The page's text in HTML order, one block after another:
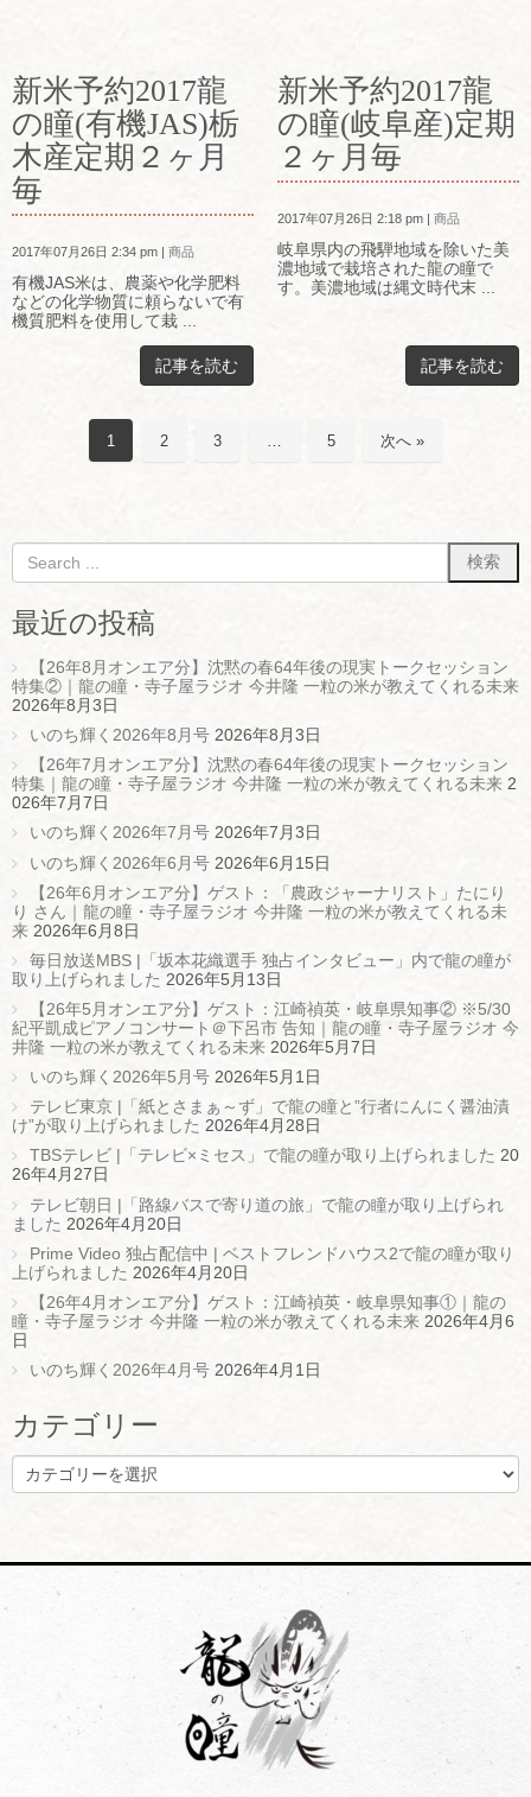
新米予約2017龍
の瞳(有機JAS)栃
木産定期２ヶ月
毎
2017年07月26日 2:34 pm 商品
有機JAS米は、農薬や化学肥料
などの化学物質に頼らないで有
機質肥料を使用して栽 ...
記事を読む
新米予約2017龍
の瞳(岐阜産)定期
２ヶ月毎
2017年07月26日 2:18 pm 商品
岐阜県内の飛騨地域を除いた美
濃地域で栽培された龍の瞳で
す。美濃地域は縄文時代末 ...
記事を読む
1 2 3 … 5 次へ »
最近の投稿
【26年8月オンエア分】沈黙の春64年後の現実トークセッション
特集②｜龍の瞳・寺子屋ラジオ 今井隆 一粒の米が教えてくれる未来
2026年8月3日
いのち輝く2026年8月号 2026年8月3日
【26年7月オンエア分】沈黙の春64年後の現実トークセッション
特集｜龍の瞳・寺子屋ラジオ 今井隆 一粒の米が教えてくれる未来 2
026年7月7日
いのち輝く2026年7月号 2026年7月3日
いのち輝く2026年6月号 2026年6月15日
【26年6月オンエア分】ゲスト：「農政ジャーナリスト」たにり
り さん｜龍の瞳・寺子屋ラジオ 今井隆 一粒の米が教えてくれる未
来 2026年6月8日
毎日放送MBS |「坂本花織選手 独占インタビュー」内で龍の瞳が
取り上げられました 2026年5月13日
【26年5月オンエア分】ゲスト：江崎禎英・岐阜県知事② ※5/30
紀平凱成ピアノコンサート＠下呂市 告知｜龍の瞳・寺子屋ラジオ 今
井隆 一粒の米が教えてくれる未来 2026年5月7日
いのち輝く2026年5月号 2026年5月1日
テレビ東京 |「紙とさまぁ～ず」で龍の瞳と”行者にんにく醤油漬
け”が取り上げられました 2026年4月28日
TBSテレビ |「テレビ×ミセス」で龍の瞳が取り上げられました 20
26年4月27日
テレビ朝日 |「路線バスで寄り道の旅」で龍の瞳が取り上げられ
ました 2026年4月20日
Prime Video 独占配信中 | ベストフレンドハウス2で龍の瞳が取り
上げられました 2026年4月20日
【26年4月オンエア分】ゲスト：江崎禎英・岐阜県知事①｜龍の
瞳・寺子屋ラジオ 今井隆 一粒の米が教えてくれる未来 2026年4月6
日
いのち輝く2026年4月号 2026年4月1日
カテゴリー
カ
テ